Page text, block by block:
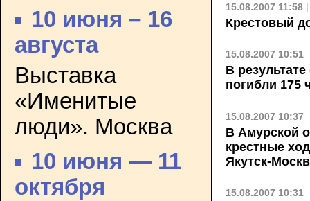
10 июня – 16
августа
Выставка
«Именитые
люди». Москва
10 июня — 11
октября
15.08.2007 11:58
Крестовый
15.08.2007 10:51
В
погибли 175
15.08.2007 10:37
В Амурской
крестные
Якутск-
15.08.2007 10:31